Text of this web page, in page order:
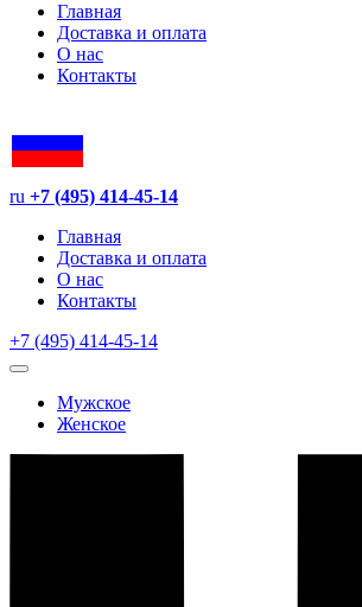
Главная
Доставка и оплата
О нас
Контакты
ru +7 (495) 414-45-14
Главная
Доставка и оплата
О нас
Контакты
+7 (495) 414-45-14
Мужское
Женское